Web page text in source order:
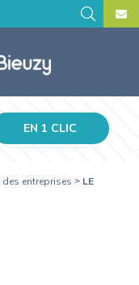
EN 1 CLIC
des entreprises > LE